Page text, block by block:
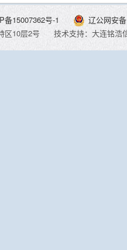
备15007362号-1
辽公网安
区10层2号
技术支持：大连铭浩